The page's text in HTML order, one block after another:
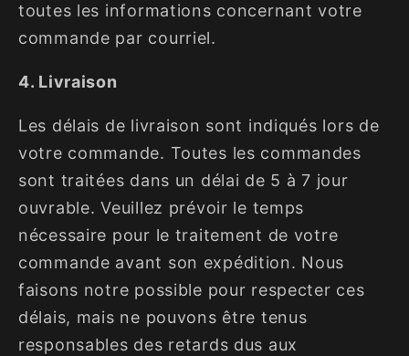
toutes les informations concernant votre
commande par courriel.
4. Livraison
Les délais de livraison sont indiqués lors de
votre commande. Toutes les commandes
sont traitées dans un délai de 5 à 7 jour
ouvrable. Veuillez prévoir le temps
nécessaire pour le traitement de votre
commande avant son expédition. Nous
faisons notre possible pour respecter ces
délais, mais ne pouvons être tenus
responsables des retards dus aux